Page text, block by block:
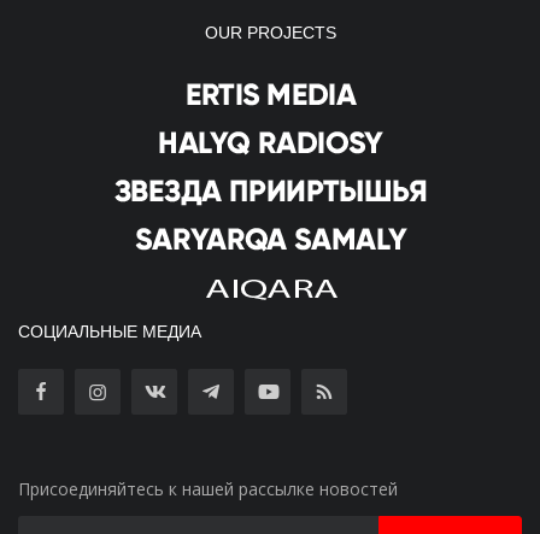
OUR PROJECTS
СОЦИАЛЬНЫЕ МЕДИА
Присоединяйтесь к нашей рассылке новостей